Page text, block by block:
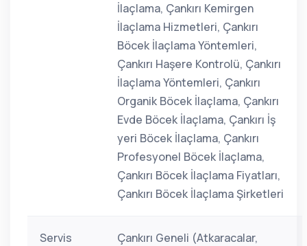
İlaçlama, Çankırı Kemirgen
İlaçlama Hizmetleri, Çankırı
Böcek İlaçlama Yöntemleri,
Çankırı Haşere Kontrolü, Çankırı
İlaçlama Yöntemleri, Çankırı
Organik Böcek İlaçlama, Çankırı
Evde Böcek İlaçlama, Çankırı İş
yeri Böcek İlaçlama, Çankırı
Profesyonel Böcek İlaçlama,
Çankırı Böcek İlaçlama Fiyatları,
Çankırı Böcek İlaçlama Şirketleri
Servis
Çankırı Geneli (Atkaracalar,